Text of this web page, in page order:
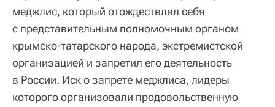
меджлис, который отождествлял себя
с представительным полномочным органом
крымско-татарского народа, экстремистской
организацией и запретил его деятельность
в России. Иск о запрете меджлиса, лидеры
которого организовали продовольственную